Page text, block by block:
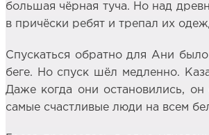
большая чёрная туча. Но над
в причёски ребят и трепал их
Спускаться обратно для Ани
беге. Но спуск шёл медленно.
Даже когда они остановились,
самые счастливые люди на всем